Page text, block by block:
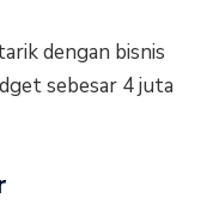
dengan bisnis
sebesar 4 juta